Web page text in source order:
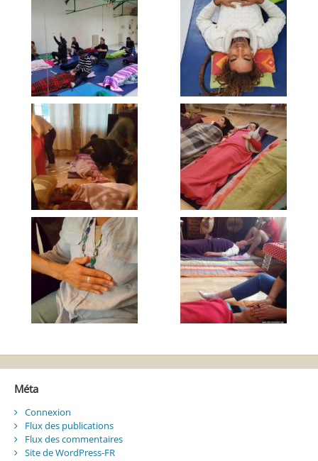
Méta
Connexion
Flux des publications
Flux des commentaires
Site de WordPress-FR